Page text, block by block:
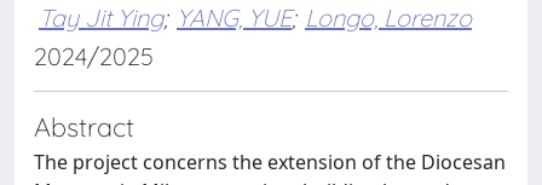
Tay Jit Ying; YANG, YUE; Longo, Lorenzo
2024/2025
Abstract
The project concerns the extension of the Diocesan